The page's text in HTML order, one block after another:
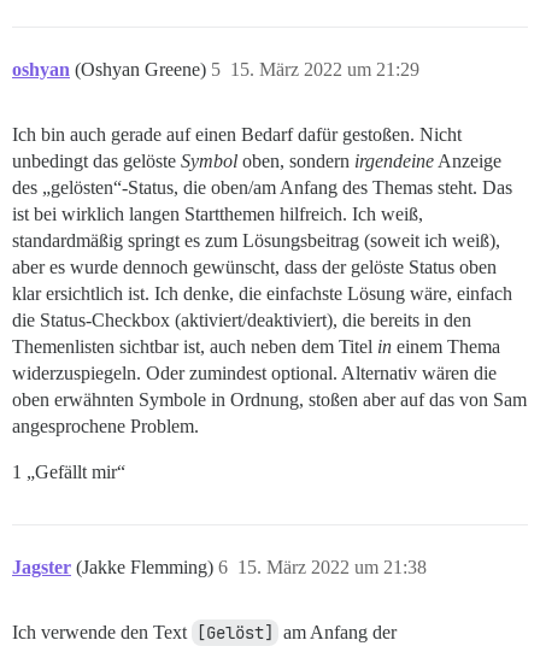
oshyan (Oshyan Greene) 15. März 2022 um 21:29
5
Ich bin auch gerade auf einen Bedarf dafür gestoßen. Nicht
unbedingt das gelöste Symbol oben, sondern irgendeine Anzeige
des „gelösten“-Status, die oben/am Anfang des Themas steht. Das
ist bei wirklich langen Startthemen hilfreich. Ich weiß,
standardmäßig springt es zum Lösungsbeitrag (soweit ich weiß),
aber es wurde dennoch gewünscht, dass der gelöste Status oben
klar ersichtlich ist. Ich denke, die einfachste Lösung wäre, einfach
die Status-Checkbox (aktiviert/deaktiviert), die bereits in den
Themenlisten sichtbar ist, auch neben dem Titel in einem Thema
widerzuspiegeln. Oder zumindest optional. Alternativ wären die
oben erwähnten Symbole in Ordnung, stoßen aber auf das von Sam
angesprochene Problem.
1 „Gefällt mir“
Jagster (Jakke Flemming) 15. März 2022 um 21:38
6
Ich verwende den Text [Gelöst]
am Anfang der